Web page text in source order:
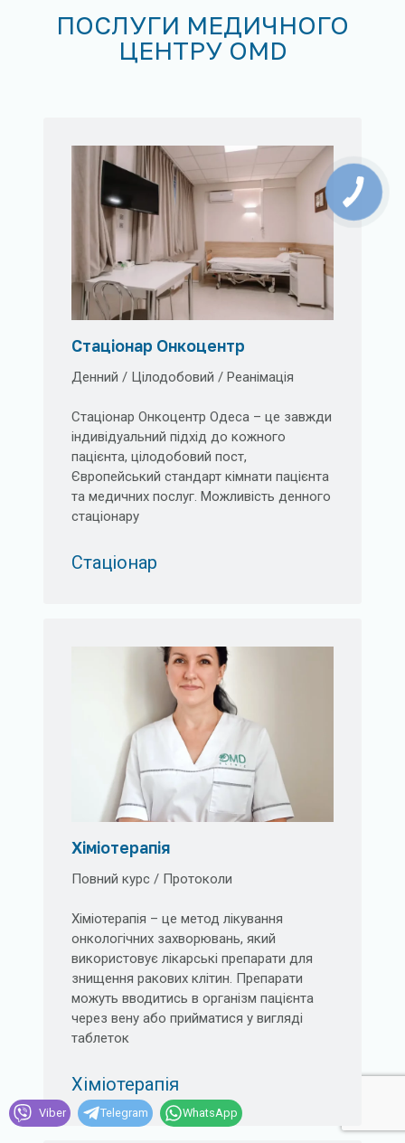
ПОСЛУГИ МЕДИЧНОГО
ЦЕНТРУ OMD
Стаціонар Онкоцентр
Денний / Цілодобовий / Реанімація
Стаціонар Онкоцентр Одеса – це завжди
індивідуальний підхід до кожного
пацієнта, цілодобовий пост,
Європейський стандарт кімнати пацієнта
та медичних послуг. Можливість денного
стаціонару
Стаціонар
Хіміотерапія
Повний курс / Протоколи
Хіміотерапія – це метод лікування
онкологічних захворювань, який
використовує лікарські препарати для
знищення ракових клітин. Препарати
можуть вводитись в організм пацієнта
через вену або прийматися у вигляді
таблеток
Хіміотерапія
Viber Telegram WhatsApp